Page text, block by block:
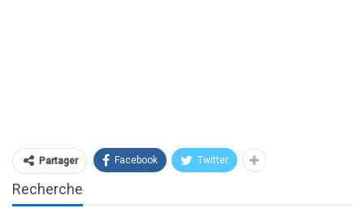
Partager Facebook Twitter
Recherche